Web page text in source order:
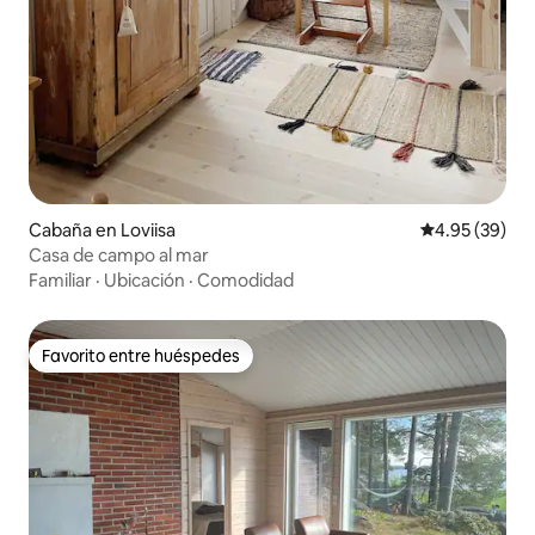
Cabaña en Loviisa Calificación
4.95 (39)
Casa de campo al mar
Familiar · Ubicación · Comodidad
Favorito entre huéspedes
Favorito entre huéspedes